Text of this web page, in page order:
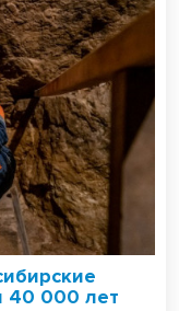
40 000 лет